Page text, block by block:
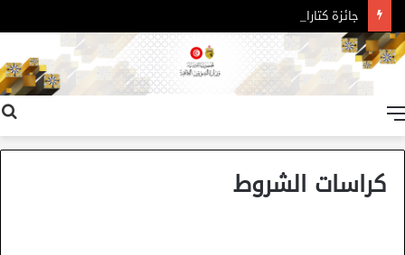
جائزة كتارا للرواية العربية – الدورة 11
كراسات الشروط